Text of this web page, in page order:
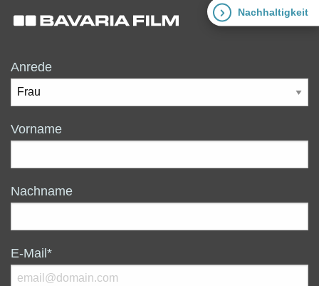
Nachhaltigkeit
Anrede
Vorname
Nachname
E-Mail*